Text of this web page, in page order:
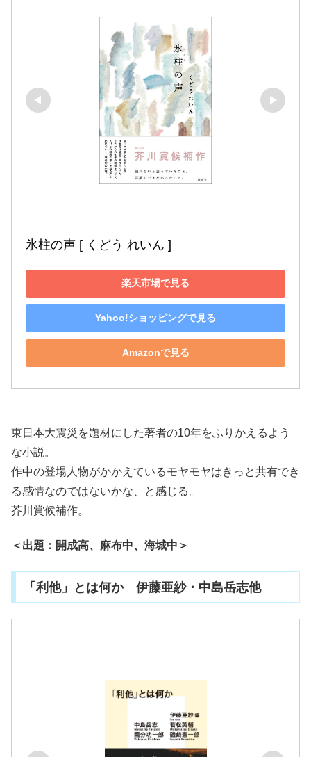
氷柱の声 [ くどう れいん ]
楽天市場で見る
Yahoo!ショッピングで見る
Amazonで見る
東日本大震災を題材にした著者の10年をふりかえるよう
な小説。
作中の登場人物がかかえているモヤモヤはきっと共有でき
る感情なのではないかな、と感じる。
芥川賞候補作。
＜出題：開成高、麻布中、海城中＞
「利他」とは何か 伊藤亜紗・中島岳志他